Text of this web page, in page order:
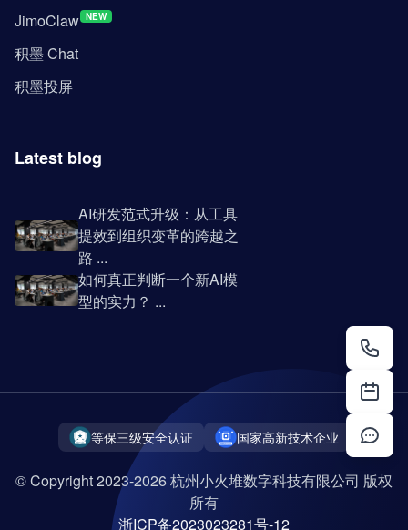
JimoClaw NEW
积墨 Chat
积墨投屏
Latest blog
AI研发范式升级：从工具
提效到组织变革的跨越之
路 ...
如何真正判断一个新AI模
型的实力？ ...
等保三级安全认证 国家高新技术企业
© Copyright 2023-2026 杭州小火堆数字科技有限公司 版权
所有
浙ICP备2023023281号-12